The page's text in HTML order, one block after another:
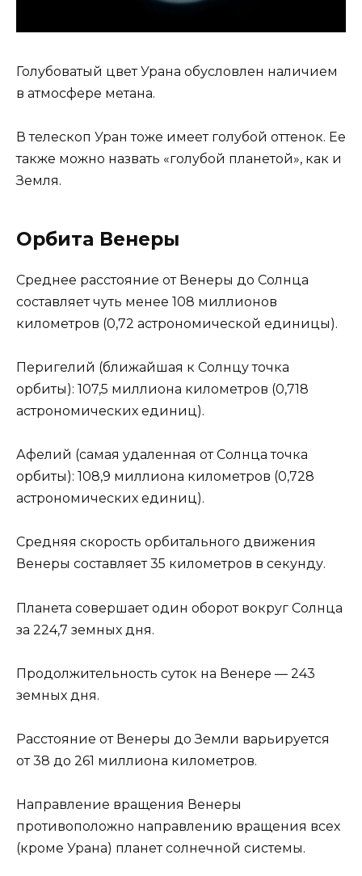
Голубоватый цвет Урана обусловлен наличием
в атмосфере метана.
В телескоп Уран тоже имеет голубой оттенок. Ее
также можно назвать «голубой планетой», как и
Земля.
Орбита Венеры
Среднее расстояние от Венеры до Солнца
составляет чуть менее 108 миллионов
километров (0,72 астрономической единицы).
Перигелий (ближайшая к Солнцу точка
орбиты): 107,5 миллиона километров (0,718
астрономических единиц).
Афелий (самая удаленная от Солнца точка
орбиты): 108,9 миллиона километров (0,728
астрономических единиц).
Средняя скорость орбитального движения
Венеры составляет 35 километров в секунду.
Планета совершает один оборот вокруг Солнца
за 224,7 земных дня.
Продолжительность суток на Венере — 243
земных дня.
Расстояние от Венеры до Земли варьируется
от 38 до 261 миллиона километров.
Направление вращения Венеры
противоположно направлению вращения всех
(кроме Урана) планет солнечной системы.